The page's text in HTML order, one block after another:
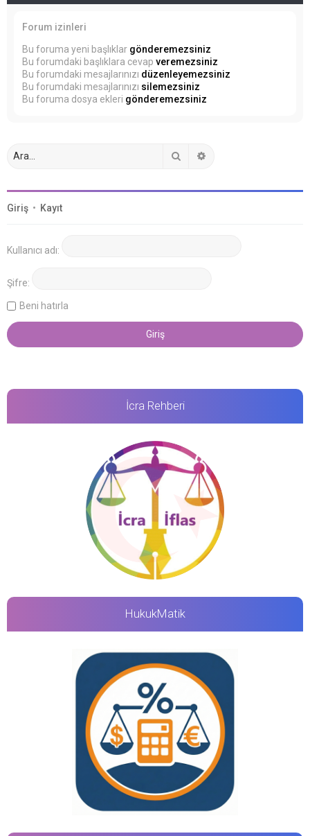
Forum izinleri
Bu foruma yeni başlıklar gönderemezsiniz
Bu forumdaki başlıklara cevap veremezsiniz
Bu forumdaki mesajlarınızı düzenleyemezsiniz
Bu forumdaki mesajlarınızı silemezsiniz
Bu foruma dosya ekleri gönderemezsiniz
Giriş • Kayıt
Kullanıcı adı:
Şifre:
Beni hatırla
İcra Rehberi
HukukMatik